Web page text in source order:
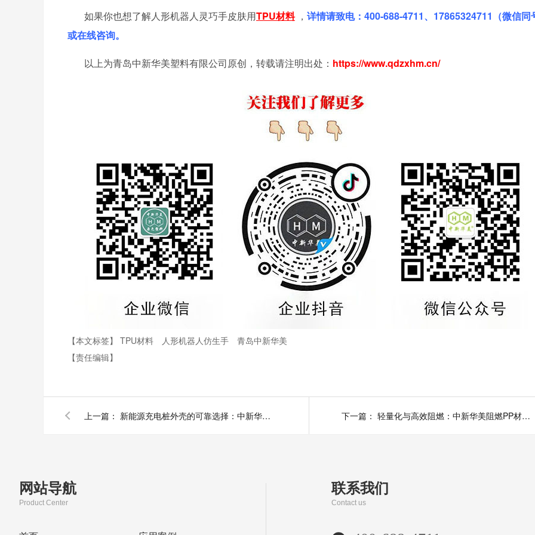
如果你也想了解人形机器人灵巧手皮肤用TPU材料 ， 详情请致电：400-688-4711、17865324711（微信同
或在线咨询。
以上为青岛中新华美塑料有限公司原创，转载请注明出处： https://www.qdzxhm.cn/
【本文标签】 TPU材料 人形机器人仿生手
青岛中新华美
【责任编辑】
上一篇： 新能源充电桩外壳的可靠选择：中新华美阻燃PC/ABS材料 下一篇： 轻量化与高效阻燃：中新华美阻燃PP材料助力无人机电池盖板升级
网站导航
Product Center
联系我们
Contact us